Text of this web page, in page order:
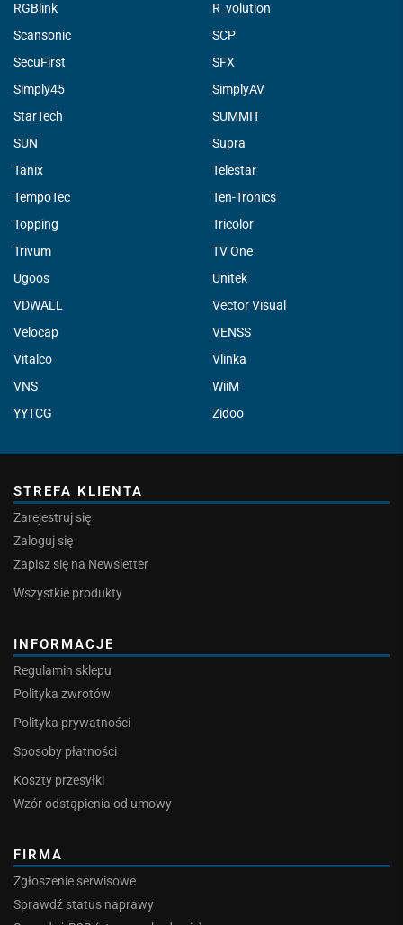
RGBlink
R_volution
Scansonic
SCP
SecuFirst
SFX
Simply45
SimplyAV
StarTech
SUMMIT
SUN
Supra
Tanix
Telestar
TempoTec
Ten-Tronics
Topping
Tricolor
Trivum
TV One
Ugoos
Unitek
VDWALL
Vector Visual
Velocap
VENSS
Vitalco
Vlinka
VNS
WiiM
YYTCG
Zidoo
STREFA KLIENTA
Zarejestruj się
Zaloguj się
Zapisz się na Newsletter
Wszystkie produkty
INFORMACJE
Regulamin sklepu
Polityka zwrotów
Polityka prywatności
Sposoby płatności
Koszty przesyłki
Wzór odstąpienia od umowy
FIRMA
Zgłoszenie serwisowe
Sprawdź status naprawy